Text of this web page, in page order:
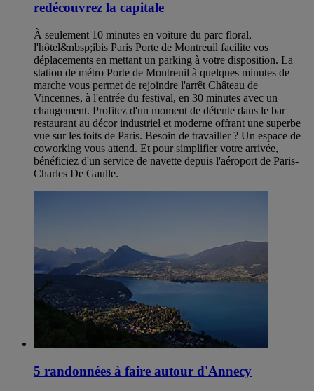
redécouvrez la capitale
À seulement 10 minutes en voiture du parc floral,
l'hôtel&nbsp;ibis Paris Porte de Montreuil facilite vos
déplacements en mettant un parking à votre disposition. La
station de métro Porte de Montreuil à quelques minutes de
marche vous permet de rejoindre l'arrêt Château de
Vincennes, à l'entrée du festival, en 30 minutes avec un
changement. Profitez d'un moment de détente dans le bar
restaurant au décor industriel et moderne offrant une superbe
vue sur les toits de Paris. Besoin de travailler ? Un espace de
coworking vous attend. Et pour simplifier votre arrivée,
bénéficiez d'un service de navette depuis l'aéroport de Paris-
Charles De Gaulle.
5 randonnées à faire autour d'Annecy